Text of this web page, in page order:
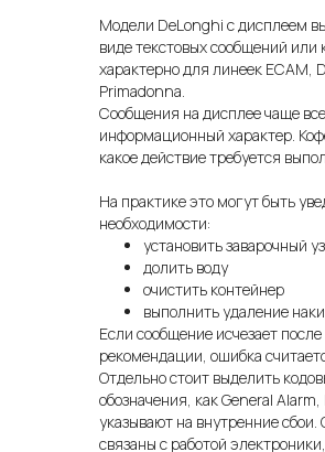
Модели DeLonghi с дисплеем
виде текстовых сообщений или
характерно для линеек ECAM,
Primadonna.
Сообщения на дисплее чаще
информационный характер.
какое действие требуется
На практике это могут быть
необходимости:
установить заварочный
долить воду
очистить контейнер
выполнить удаление
Если сообщение исчезает
рекомендации, ошибка
Отдельно стоит выделить
обозначения, как General
указывают на внутренние
связаны с работой